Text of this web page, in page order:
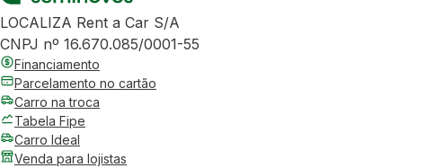
LOCALIZA Rent a Car S/A
CNPJ nº 16.670.085/0001-55
Financiamento
Parcelamento no cartão
Carro na troca
Tabela Fipe
Carro Ideal
Venda para lojistas